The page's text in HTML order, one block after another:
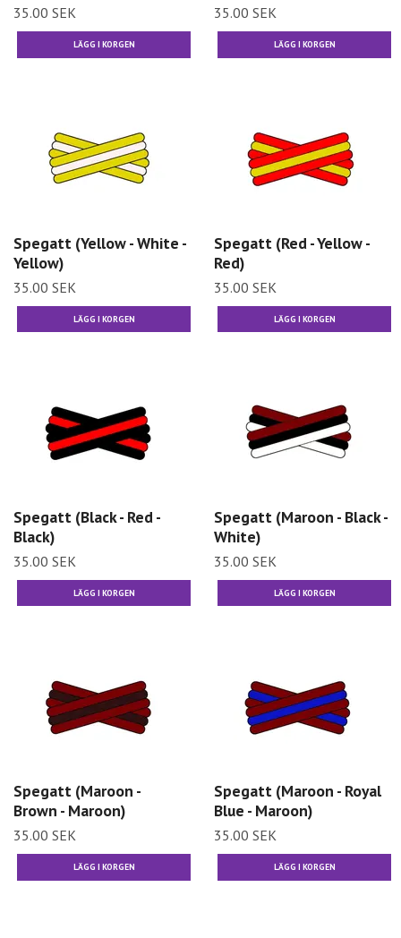
35.00 SEK 35.00 SEK
Spegatt (Yellow - White -
Yellow)
35.00 SEK
Spegatt (Red - Yellow -
Red)
35.00 SEK
Spegatt (Black - Red -
Black)
35.00 SEK
Spegatt (Maroon - Black -
White)
35.00 SEK
Spegatt (Maroon -
Brown - Maroon)
35.00 SEK
Spegatt (Maroon - Royal
Blue - Maroon)
35.00 SEK